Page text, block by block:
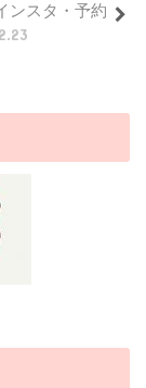
ンスタ・予約